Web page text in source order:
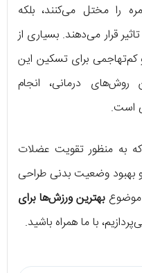
استخوان شدید، سرطان
کردن اجسام سنگین،
مدت، پریدن،
را مختل می‌کنند، بلکه
قرار می‌دهند. بسیاری از
و کم‌تهاجمی برای تسکین این
روش‌های درمانی، انجام
است.
به منظور تقویت عضلات
وضعیت بدنی طراحی
موضوعبهترین ورزش‌ها برای
با ما همراه باشید.